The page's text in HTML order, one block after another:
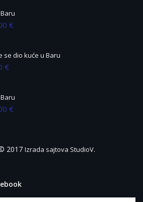
€
se dio kuće u Baru
€
€
2017 Izrada sajtova StudioV.